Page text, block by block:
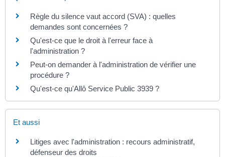
Règle du silence vaut accord (SVA) : quelles
demandes sont concernées ?
Qu'est-ce que le droit à l'erreur face à
l'administration ?
Peut-on demander à l'administration de vérifier une
procédure ?
Qu'est-ce qu'Allô Service Public 3939 ?
Et aussi
Litiges avec l'administration : recours administratif,
défenseur des droits